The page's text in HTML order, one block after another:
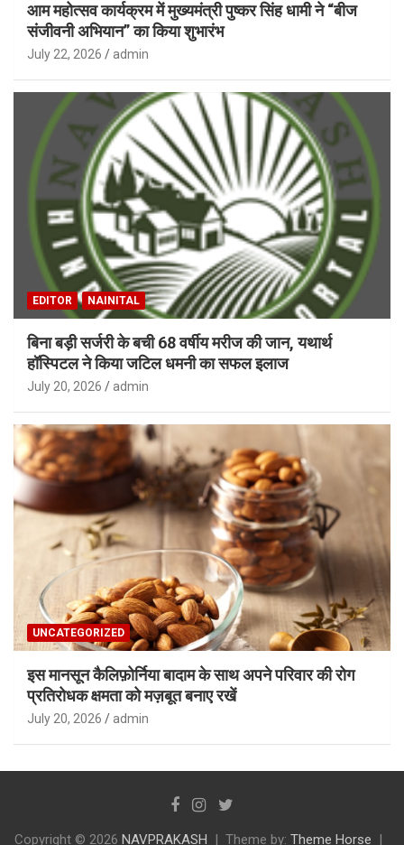
आम महोत्सव कार्यक्रम में मुख्यमंत्री पुष्कर सिंह धामी ने “बीज
संजीवनी अभियान” का किया शुभारंभ
July 22, 2026 admin
EDITOR NAINITAL
बिना बड़ी सर्जरी के बची 68 वर्षीय मरीज की जान, यथार्थ
हॉस्पिटल ने किया जटिल धमनी का सफल इलाज
July 20, 2026 admin
UNCATEGORIZED
इस मानसून कैलिफ़ोर्निया बादाम के साथ अपने परिवार की रोग
प्रतिरोधक क्षमता को मज़बूत बनाए रखें
July 20, 2026 admin
Copyright © 2026 NAVPRAKASH Theme by: Theme Horse